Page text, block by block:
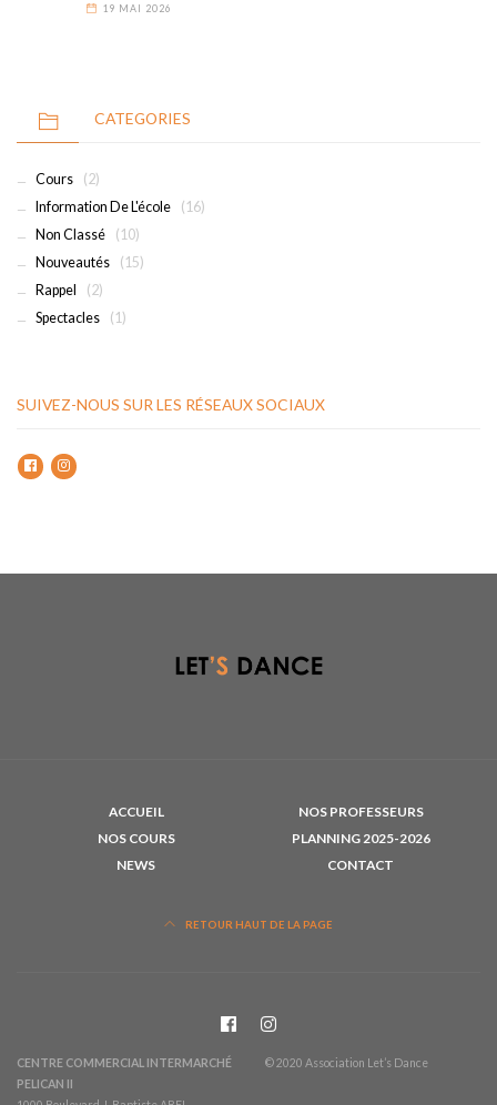
19 MAI 2026
CATEGORIES
Cours
(2)
Information De L'école
(16)
Non Classé
(10)
Nouveautés
(15)
Rappel
(2)
Spectacles
(1)
SUIVEZ-NOUS SUR LES RÉSEAUX SOCIAUX
ACCUEIL
NOS PROFESSEURS
NOS COURS
PLANNING 2025-2026
NEWS
CONTACT
RETOUR HAUT DE LA PAGE
CENTRE COMMERCIAL INTERMARCHÉ
PELICAN II
© 2020 Association Let’s Dance